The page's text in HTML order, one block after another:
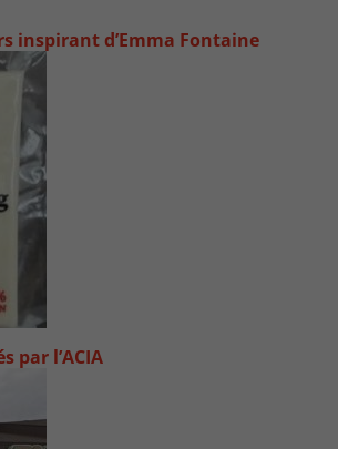
inspirant d’Emma Fontaine
par l’ACIA